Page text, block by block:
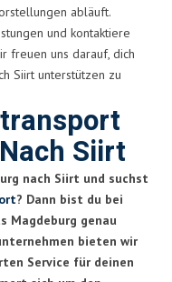
abläuft.
und kontaktiere
freuen uns darauf, dich
Siirt unterstützen zu
Siirt
nach Siirt und suchst
? Dann bist du bei
Magdeburg genau
bieten wir
Service für deinen